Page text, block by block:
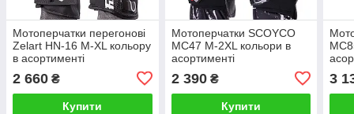
Мотоперчатки перегонові
Zelart HN-16 M-XL кольору
в асортименті
2 660 ₴
Купити
Мотоперчатки SCOYCO
MC47 M-2XL кольори в
асортименті
2 390₴
Купити
3